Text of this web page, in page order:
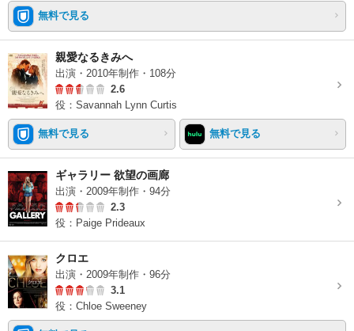
無料で見る
親愛なるきみへ
出演・2010年制作・108分
2.6
役：Savannah Lynn Curtis
無料で見る 無料で見る
ギャラリー 欲望の画廊
出演・2009年制作・94分
2.3
役：Paige Prideaux
クロエ
出演・2009年制作・96分
3.1
役：Chloe Sweeney